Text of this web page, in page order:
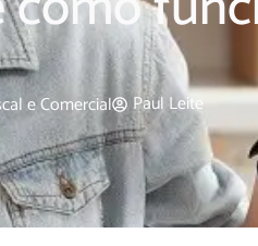
e Comercial Paul Leite